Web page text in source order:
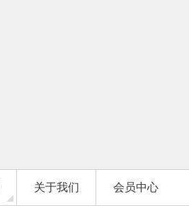
关于我们 会员中心